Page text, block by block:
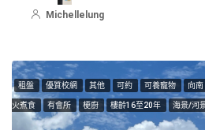
Michellelung
租盤 優質校網 其他 可約 可養寵物 向南
火煮食 有會所 梗廚 樓齡16至20年 海景/河